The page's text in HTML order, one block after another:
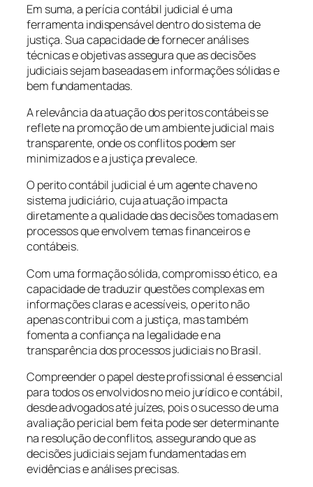
Em suma, a perícia contábil judicial é uma
ferramenta indispensável dentro do sistema de
justiça. Sua capacidade de fornecer análises
técnicas e objetivas assegura que as decisões
judiciais sejam baseadas em informações sólidas e
bem fundamentadas.
A relevância da atuação dos peritos contábeis se
reflete na promoção de um ambiente judicial mais
transparente, onde os conflitos podem ser
minimizados e a justiça prevalece.
O perito contábil judicial é um agente chave no
sistema judiciário, cuja atuação impacta
diretamente a qualidade das decisões tomadas em
processos que envolvem temas financeiros e
contábeis.
Com uma formação sólida, compromisso ético, e a
capacidade de traduzir questões complexas em
informações claras e acessíveis, o perito não
apenas contribui com a justiça, mas também
fomenta a confiança na legalidade e na
transparência dos processos judiciais no Brasil.
Compreender o papel deste profissional é essencial
para todos os envolvidos no meio jurídico e contábil,
desde advogados até juízes, pois o sucesso de uma
avaliação pericial bem feita pode ser determinante
na resolução de conflitos, assegurando que as
decisões judiciais sejam fundamentadas em
evidências e análises precisas.